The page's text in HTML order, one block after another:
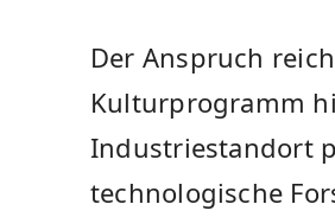
Der Anspruch
Kulturprogramm
Industriestandort
technologische